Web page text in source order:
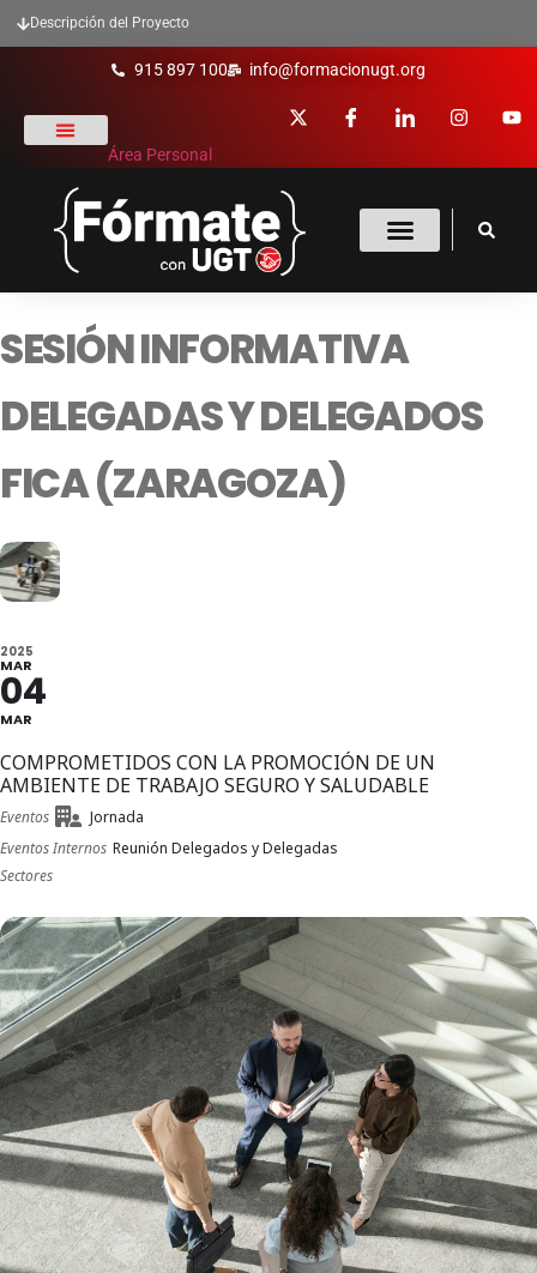
Descripción del Proyecto
915 897 100 info@formacionugt.org
Área Personal
SESIÓN INFORMATIVA
DELEGADAS Y DELEGADOS
FICA (ZARAGOZA)
2025
MAR
04
MAR
COMPROMETIDOS CON LA PROMOCIÓN DE UN
AMBIENTE DE TRABAJO SEGURO Y SALUDABLE
Eventos
Jornada
Eventos Internos Reunión Delegados y Delegadas
Sectores